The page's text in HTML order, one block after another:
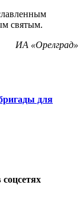
святым.
ИА «Орелград»
для